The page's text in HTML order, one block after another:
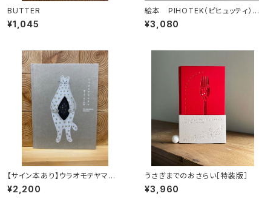
BUTTER
¥1,045
絵本 PIHOTEK（ピヒュッティ）
北極を風と歩く
¥3,080
【サイン本あり】ウラオモテヤマネ
コ
¥2,200
うさぎまでのおさらい［特装版］
¥3,960